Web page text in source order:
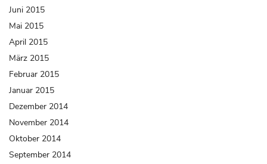
Juni 2015
Mai 2015
April 2015
März 2015
Februar 2015
Januar 2015
Dezember 2014
November 2014
Oktober 2014
September 2014